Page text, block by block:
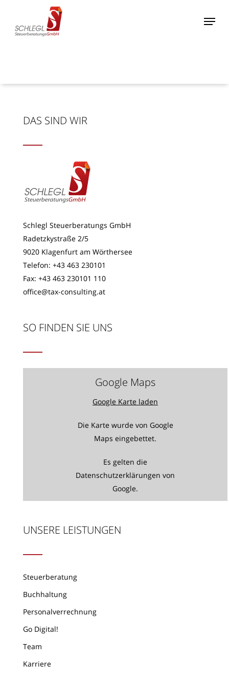
main
Menu
DAS SIND WIR
Schlegl Steuerberatungs GmbH
Radetzkystraße 2/5
9020 Klagenfurt am Wörthersee
Telefon: +43 463 230101
Fax: +43 463 230101 110
office@tax-consulting.at
SO FINDEN SIE UNS
Google Maps
Google Karte laden
Die Karte wurde von Google
Maps eingebettet.
Es gelten die
Datenschutzerklärungen von
Google.
UNSERE LEISTUNGEN
Steuerberatung
Buchhaltung
Personalverrechnung
Go Digital!
Team
Karriere